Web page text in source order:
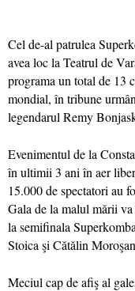
Cel de-al patrulea
avea loc la Teatrul de
programa un total de 13
mondial, în tribune
legendarul Remy
Evenimentul de la
în ultimii 3 ani în aer
15.000 de spectatori au
Gala de la malul mării
la semifinala
Stoica şi Cătălin
Meciul cap de afiş al